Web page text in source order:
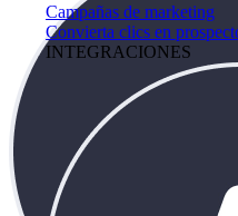
Campañas de marketing
Convierta clics en
INTEGRACIONES